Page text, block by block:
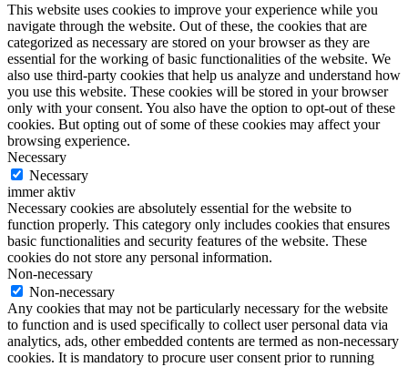
This website uses cookies to improve your experience while you
navigate through the website. Out of these, the cookies that are
categorized as necessary are stored on your browser as they are
essential for the working of basic functionalities of the website. We
also use third-party cookies that help us analyze and understand how
you use this website. These cookies will be stored in your browser
only with your consent. You also have the option to opt-out of these
cookies. But opting out of some of these cookies may affect your
browsing experience.
Necessary
Necessary
immer aktiv
Necessary cookies are absolutely essential for the website to
function properly. This category only includes cookies that ensures
basic functionalities and security features of the website. These
cookies do not store any personal information.
Non-necessary
Non-necessary
Any cookies that may not be particularly necessary for the website
to function and is used specifically to collect user personal data via
analytics, ads, other embedded contents are termed as non-necessary
cookies. It is mandatory to procure user consent prior to running